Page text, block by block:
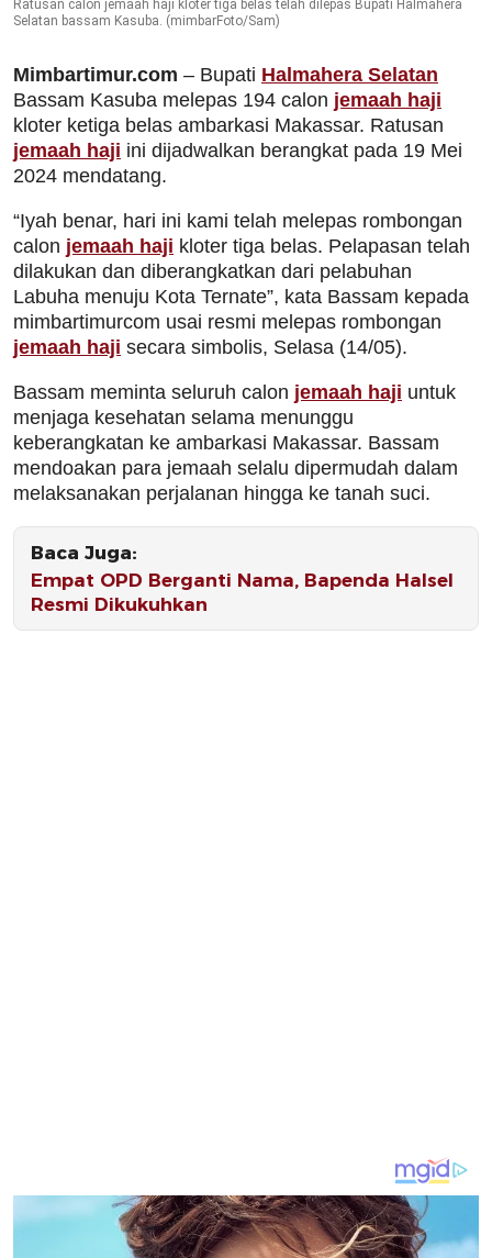
Ratusan calon jemaah haji kloter tiga belas telah dilepas Bupati Halmahera
Selatan bassam Kasuba. (mimbarFoto/Sam)
Mimbartimur.com – Bupati Halmahera Selatan
Bassam Kasuba melepas 194 calon jemaah haji
kloter ketiga belas ambarkasi Makassar. Ratusan
jemaah haji ini dijadwalkan berangkat pada 19 Mei
2024 mendatang.
“Iyah benar, hari ini kami telah melepas rombongan
calon jemaah haji kloter tiga belas. Pelapasan telah
dilakukan dan diberangkatkan dari pelabuhan
Labuha menuju Kota Ternate”, kata Bassam kepada
mimbartimurcom usai resmi melepas rombongan
jemaah haji secara simbolis, Selasa (14/05).
Bassam meminta seluruh calon jemaah haji untuk
menjaga kesehatan selama menunggu
keberangkatan ke ambarkasi Makassar. Bassam
mendoakan para jemaah selalu dipermudah dalam
melaksanakan perjalanan hingga ke tanah suci.
Baca Juga:
Empat OPD Berganti Nama, Bapenda Halsel
Resmi Dikukuhkan